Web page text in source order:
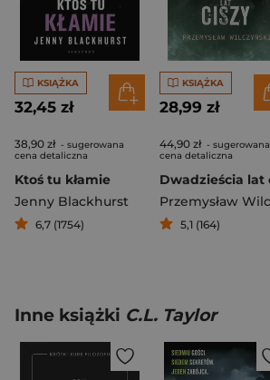
KSIĄŻKA
32,45 zł
38,90 zł - sugerowana
cena detaliczna
Ktoś tu kłamie
Jenny Blackhurst
6,7 (1754)
KSIĄŻKA
28,99 zł
44,90 zł - sugerowana
cena detaliczna
5,1 (164)
Inne książki C.L. Taylor